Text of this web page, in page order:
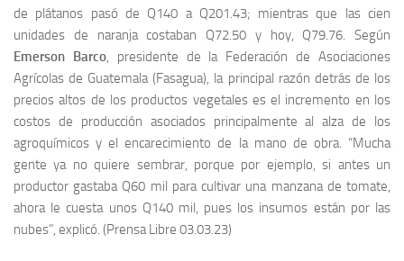
de plátanos pasó de Q140 a Q201.43; mientras que las cien
unidades de naranja costaban Q72.50 y hoy, Q79.76. Según
Emerson Barco, presidente de la Federación de Asociaciones
Agrícolas de Guatemala (Fasagua), la principal razón detrás de los
precios altos de los productos vegetales es el incremento en los
costos de producción asociados principalmente al alza de los
agroquímicos y el encarecimiento de la mano de obra. “Mucha
gente ya no quiere sembrar, porque por ejemplo, si antes un
productor gastaba Q60 mil para cultivar una manzana de tomate,
ahora le cuesta unos Q140 mil, pues los insumos están por las
nubes”, explicó. (Prensa Libre 03.03.23)